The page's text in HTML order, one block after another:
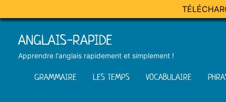
Skip
content
ANGLAIS-RAPIDE
Apprendre l'anglais rapidement et simplement !
GRAMMAIRE LES TEMPS VOCABULAIRE